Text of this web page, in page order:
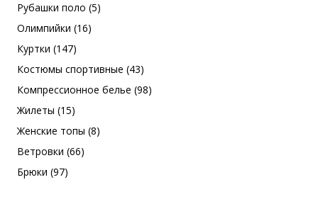
Рубашки поло (5)
Олимпийки (16)
Куртки (147)
Костюмы спортивные (43)
Компрессионное белье (98)
Жилеты (15)
Женские топы (8)
Ветровки (66)
Брюки (97)